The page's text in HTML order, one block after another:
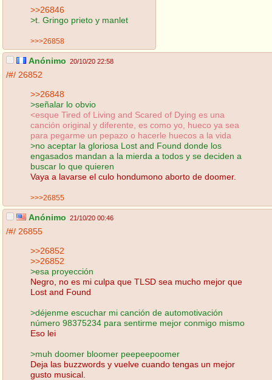
>>26846
>t. Gringo prieto y manlet
>>>26858
Anónimo 20/10/20 22:58
/#/ 26852
>>26848
>señalar lo obvio
<esque Tired of Living and Scared of Dying es una
canción original y diferente, es como yo, hueco ya sea
para pegarme un pepazo o hacerle huecos a la vida
>no aceptar la gloriosa Lost and Found donde los
engasados mandan a la mierda a todos y se deciden a
buscar lo que quieren
Vaya a lavarse el culo hondumono aborto de doomer.
>>>26855
Anónimo 21/10/20 00:46
/#/ 26855
>>26852
>>26852
>esa proyección
Negro, no es mi culpa que TLSD sea mucho mejor que
Lost and Found
>déjenme escuchar mi canción de automotivación
número 98375234 para sentirme mejor conmigo mismo
Eso lei
>muh doomer bloomer peepeepoomer
Deja las buzzwords y vuelve cuando tengas un mejor
gusto musical.